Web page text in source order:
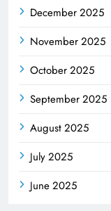
December 2025
November 2025
October 2025
September 2025
August 2025
July 2025
June 2025